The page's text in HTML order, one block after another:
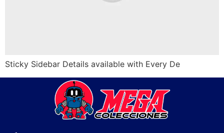
Sticky Sidebar Details available with Every De